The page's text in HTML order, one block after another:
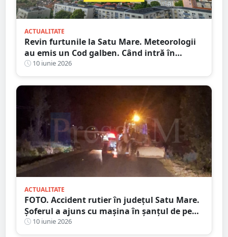
ACTUALITATE
Revin furtunile la Satu Mare. Meteorologii
au emis un Cod galben. Când intră în
vigoare
10 iunie 2026
ACTUALITATE
FOTO. Accident rutier în județul Satu Mare.
Șoferul a ajuns cu mașina în șanțul de pe
marginea drumului
10 iunie 2026